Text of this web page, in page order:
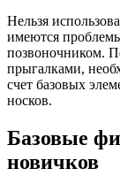
Нельзя
имеются
позвоночником.
прыгалками,
счет базовых
носков.
Базовые
новичков